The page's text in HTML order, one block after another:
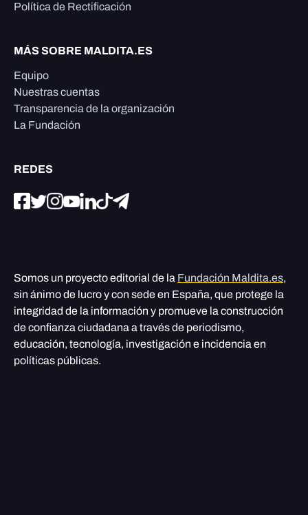
Política de Rectificación
MÁS SOBRE MALDITA.ES
Equipo
Nuestras cuentas
Transparencia de la organización
La Fundación
REDES
Somos un proyecto editorial de la Fundación Maldita.es,
sin ánimo de lucro y con sede en España, que protege la
integridad de la información y promueve la construcción
de confianza ciudadana a través de periodismo,
educación, tecnología, investigación e incidencia en
políticas públicas.